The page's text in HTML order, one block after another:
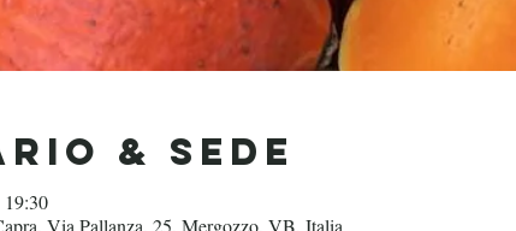
& Sede
Via Pallanza, 25, Mergozzo, VB, Italia